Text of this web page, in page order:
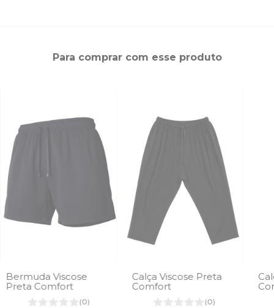
Para comprar com esse produto
Bermuda Viscose
Preta Comfort
(0)
Calça Viscose Preta
Comfort
(0)